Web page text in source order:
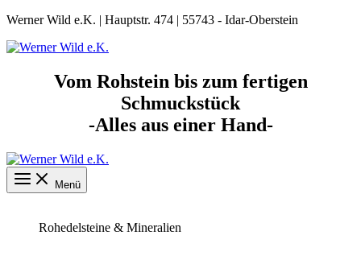
Skip
content
Werner Wild e.K. | Hauptstr. 474 | 55743 - Idar-Oberstein
Vom Rohstein bis zum fertigen
Schmuckstück
-Alles aus einer Hand-
Menü
Rohedelsteine & Mineralien